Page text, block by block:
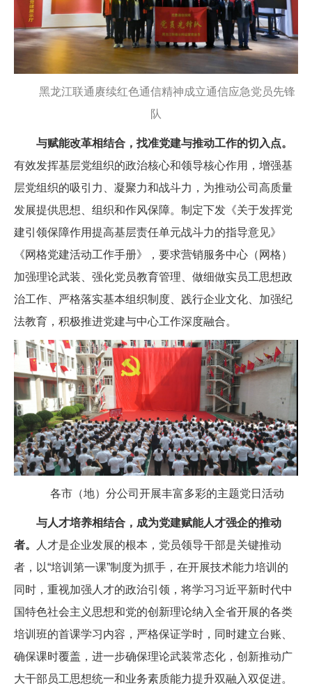
黑龙江联通赓续红色通信精神成立通信应急党员先锋
队
与赋能改革相结合，找准党建与推动工作的切入点。
有效发挥基层党组织的政治核心和领导核心作用，增强基
层党组织的吸引力、凝聚力和战斗力，为推动公司高质量
发展提供思想、组织和作风保障。制定下发《关于发挥党
建引领保障作用提高基层责任单元战斗力的指导意见》
《网格党建活动工作手册》，要求营销服务中心（网格）
加强理论武装、强化党员教育管理、做细做实员工思想政
治工作、严格落实基本组织制度、践行企业文化、加强纪
法教育，积极推进党建与中心工作深度融合。
各市（地）分公司开展丰富多彩的主题党日活动
与人才培养相结合，成为党建赋能人才强企的推动
者。
人才是企业发展的根本，党员领导干部是关键推动
者，以“培训第一课”制度为抓手，在开展技术能力培训的
同时，重视加强人才的政治引领，将学习习近平新时代中
国特色社会主义思想和党的创新理论纳入全省开展的各类
培训班的首课学习内容，严格保证学时，同时建立台账、
确保课时覆盖，进一步确保理论武装常态化，创新推动广
大干部员工思想统一和业务素质能力提升双融入双促进。